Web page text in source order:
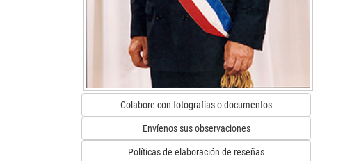
Colabore con fotografías o documentos
Envíenos sus observaciones
Políticas de elaboración de reseñas